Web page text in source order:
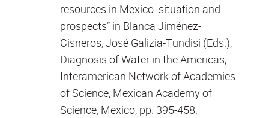
resources in Mexico: situation and
prospects” in Blanca Jiménez-
Cisneros, José Galizia-Tundisi (Eds.),
Diagnosis of Water in the Americas,
Interamerican Network of Academies
of Science, Mexican Academy of
Science, Mexico, pp. 395-458.